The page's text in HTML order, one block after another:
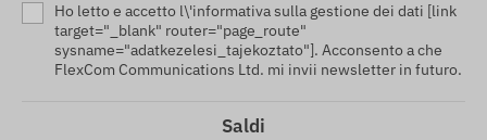
Ho letto e accetto l\'informativa sulla gestione dei dati [link
target="_blank" router="page_route"
sysname="adatkezelesi_tajekoztato"]. Acconsento a che
FlexCom Communications Ltd. mi invii newsletter in futuro.
Saldi